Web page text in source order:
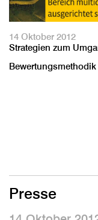
14 Oktober 2012
Strategien zum
Presse